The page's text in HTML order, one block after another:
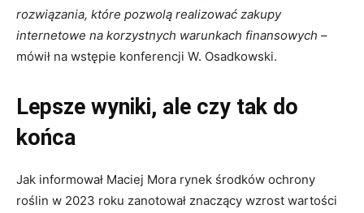
rozwiązania, które pozwolą realizować zakupy
internetowe na korzystnych warunkach finansowych –
mówił na wstępie konferencji W. Osadkowski.
Lepsze wyniki, ale czy tak do
końca
Jak informował Maciej Mora rynek środków ochrony
roślin w 2023 roku zanotował znaczący wzrost wartości